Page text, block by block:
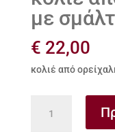
με
€ 22,00
κολιέ από